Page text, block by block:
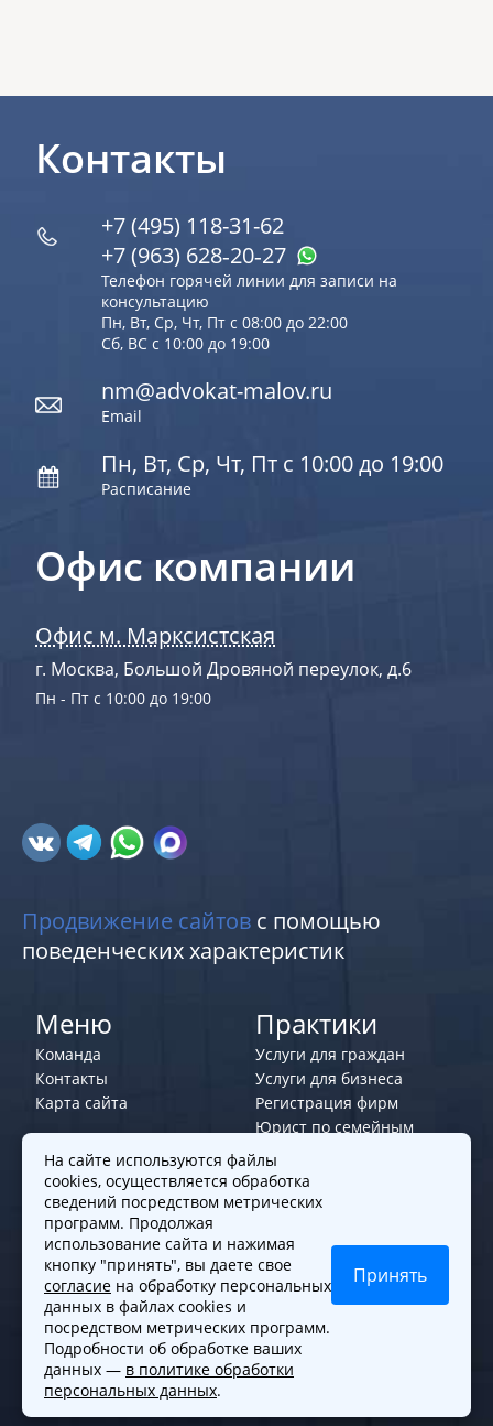
Офис компании
Офис м. Марксистская
г. Москва, Большой Дровяной переулок, д.6
Пн - Пт с 10:00 до 19:00
Контакты
+7 (495) 118-31-62
+7 (963) 628‑20‑27
Телефон горячей линии для записи на
консультацию
Пн, Вт, Ср, Чт, Пт с 08:00 до 22:00
Сб, ВС с 10:00 до 19:00
nm@advokat-malov.ru
Email
Пн, Вт, Ср, Чт, Пт с 10:00 до 19:00
Расписание
Продвижение сайтов с помощью
поведенческих характеристик
Меню
Команда
Контакты
Карта сайта
Практики
Услуги для граждан
Услуги для бизнеса
Регистрация фирм
Юрист по семейным
Политики и правила
Политика обработки персональных
данных
Согласие на обработку cookies
Согласие на обработку персональных
данных
© 2010-2026. Все права защищены
На сайте используются файлы
cookies, осуществляется обработка
сведений посредством метрических
программ. Продолжая
использование сайта и нажимая
кнопку "принять", вы даете свое
согласие на обработку персональных
данных в файлах cookies и
посредством метрических программ.
Подробности об обработке ваших
данных — в политике обработки
персональных данных.
Принять